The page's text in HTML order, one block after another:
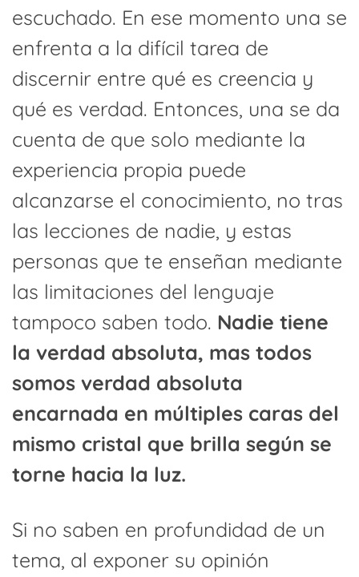
escuchado. En ese momento una se
enfrenta a la difícil tarea de
discernir entre qué es creencia y
qué es verdad. Entonces, una se da
cuenta de que solo mediante la
experiencia propia puede
alcanzarse el conocimiento, no tras
las lecciones de nadie, y estas
personas que te enseñan mediante
las limitaciones del lenguaje
tampoco saben todo. Nadie tiene
la verdad absoluta, mas todos
somos verdad absoluta
encarnada en múltiples caras del
mismo cristal que brilla según se
torne hacia la luz.
Si no saben en profundidad de un
tema, al exponer su opinión